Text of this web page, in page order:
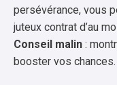
persévérance, vous
juteux contrat d’au
Conseil malin :
booster vos chances.